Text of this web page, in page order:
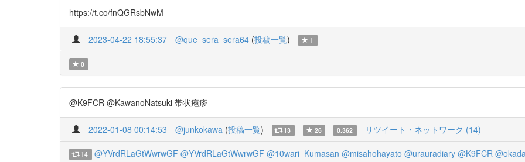
https://t.co/fnQGRsbNwM
2023-04-22 18:55:37 @que_sera_sera64 (投稿一覧) 1
0
@K9FCR @KawanoNatsuki 帯状疱疹
2022-01-08 00:14:53 @junkokawa (投稿一覧) 13 26 0.362 リツイート・ネットワーク (14)
14 @YVrdRLaGtWwrwGF @YVrdRLaGtWwrwGF @10wari_Kumasan @misahohayato @urauradiary @K9FCR